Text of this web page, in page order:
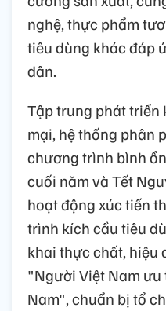
nghệ, thực phẩm
tiêu dùng khác đáp
dân.
Tập trung phát triển
mại, hệ thống phân
chương trình bình
cuối năm và Tết
hoạt động xúc tiến
trình kích cầu tiêu
khai thực chất, hiệu
"Người Việt Nam
Nam", chuẩn bị tổ